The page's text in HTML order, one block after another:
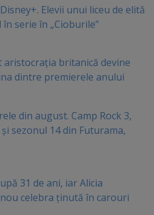
Elevii unui liceu de elită
serie în „Cioburile”
aristocrația britanică devine
dintre premierele anului
din august. Camp Rock 3,
sezonul 14 din Futurama,
31 de ani, iar Alicia
celebra ținută în carouri